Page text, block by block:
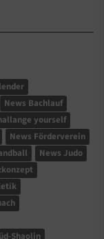
News Bachlauf
yourself
News Förderverein
News Judo
Shaolin